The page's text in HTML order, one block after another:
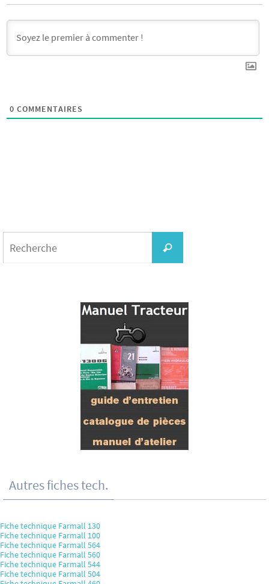
0 COMMENTAIRES
Recherche
Autres fiches tech.
Fiche technique Farmall 130
Fiche technique Farmall 100
Fiche technique Farmall 564
Fiche technique Farmall 560
Fiche technique Farmall 544
Fiche technique Farmall 504